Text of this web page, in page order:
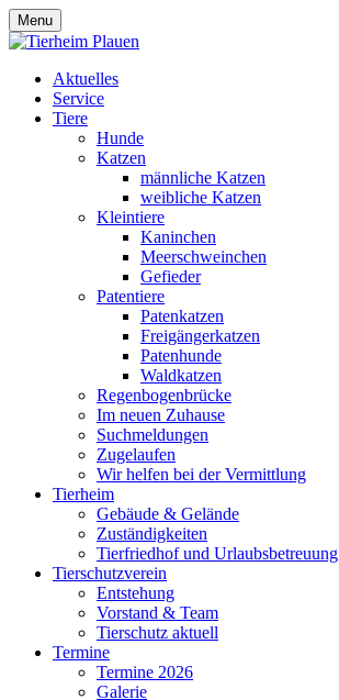
Menu
Aktuelles
Service
Tiere
Hunde
Katzen
männliche Katzen
weibliche Katzen
Kleintiere
Kaninchen
Meerschweinchen
Gefieder
Patentiere
Patenkatzen
Freigängerkatzen
Patenhunde
Waldkatzen
Regenbogenbrücke
Im neuen Zuhause
Suchmeldungen
Zugelaufen
Wir helfen bei der Vermittlung
Tierheim
Gebäude & Gelände
Zuständigkeiten
Tierfriedhof und Urlaubsbetreuung
Tierschutzverein
Entstehung
Vorstand & Team
Tierschutz aktuell
Termine
Termine 2026
Galerie